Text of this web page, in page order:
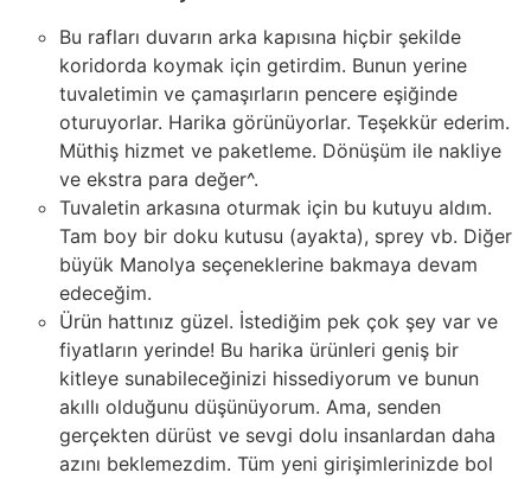
Bu rafları duvarın arka kapısına hiçbir şekilde
koridorda koymak için getirdim. Bunun yerine
tuvaletimin ve çamaşırların pencere eşiğinde
oturuyorlar. Harika görünüyorlar. Teşekkür ederim.
Müthiş hizmet ve paketleme. Dönüşüm ile nakliye
ve ekstra para değer^.
Tuvaletin arkasına oturmak için bu kutuyu aldım.
Tam boy bir doku kutusu (ayakta), sprey vb. Diğer
büyük Manolya seçeneklerine bakmaya devam
edeceğim.
Ürün hattınız güzel. İstediğim pek çok şey var ve
fiyatların yerinde! Bu harika ürünleri geniş bir
kitleye sunabileceğinizi hissediyorum ve bunun
akıllı olduğunu düşünüyorum. Ama, senden
gerçekten dürüst ve sevgi dolu insanlardan daha
azını beklemezdim. Tüm yeni girişimlerinizde bol